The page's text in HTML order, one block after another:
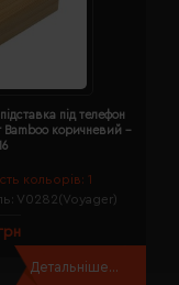
кольорів: 1
V0282(Voyager)
під телефон
Bamboo коричневий -
Детальніше...